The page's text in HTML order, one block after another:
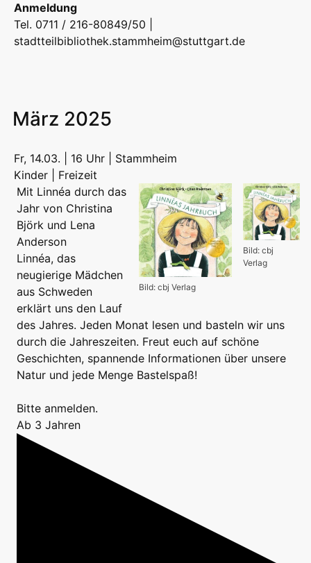
Anmeldung
Tel. 0711 / 216-80849/50 |
stadtteilbibliothek.stammheim@stuttgart.de
März 2025
Fr, 14.03. | 16 Uhr | Stammheim
Kinder | Freizeit
Bild: cbj
Verlag
Bild: cbj Verlag
Mit Linnéa durch das
Jahr von Christina
Björk und Lena
Anderson
Linnéa, das
neugierige Mädchen
aus Schweden
erklärt uns den Lauf
des Jahres. Jeden Monat lesen und basteln wir uns
durch die Jahreszeiten. Freut euch auf schöne
Geschichten, spannende Informationen über unsere
Natur und jede Menge Bastelspaß!
Bitte anmelden.
Ab 3 Jahren